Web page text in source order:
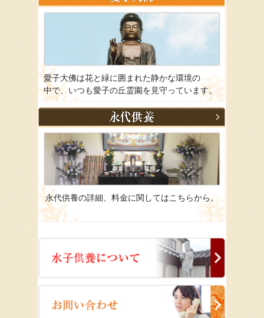
愛子大佛は花と緑に囲まれた静かな環境の
中で、いつも愛子の丘霊園を見守っています。
永代供養の詳細、料金に関してはこちらから。